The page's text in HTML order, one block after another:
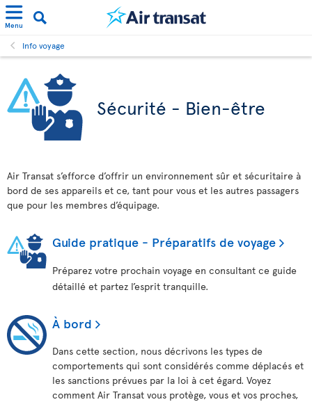
Menu
Info voyage
Sécurité - Bien-être
Air Transat s’efforce d’offrir un environnement sûr et sécuritaire à
bord de ses appareils et ce, tant pour vous et les autres passagers
que pour les membres d’équipage.
Guide pratique - Préparatifs de voyage
Préparez votre prochain voyage en consultant ce guide
détaillé et partez l’esprit tranquille.
À bord
Dans cette section, nous décrivons les types de
comportements qui sont considérés comme déplacés et
les sanctions prévues par la loi à cet égard. Voyez
comment Air Transat vous protège, vous et vos proches,